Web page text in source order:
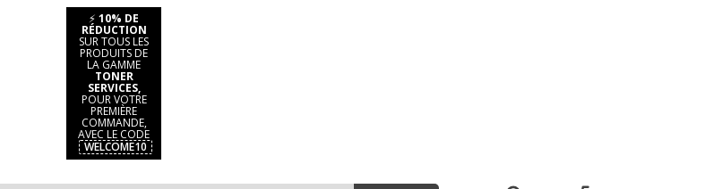
⚡ 10% DE
RÉDUCTION
SUR TOUS LES
PRODUITS DE
LA GAMME
TONER
SERVICES,
POUR VOTRE
PREMIÈRE
COMMANDE,
AVEC LE CODE
WELCOME10